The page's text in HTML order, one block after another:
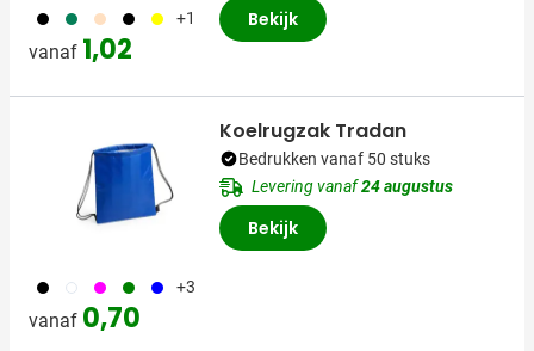
001 004 357 005 006 +1
vanaf 1,02
Bekijk
001 002 046 004 005 +3
vanaf 0,70
Koelrugzak Tradan
Bedrukken vanaf 50 stuks
Levering vanaf24 augustus
Bekijk